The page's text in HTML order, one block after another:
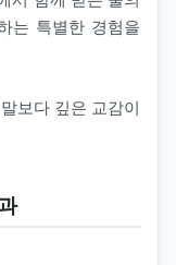
는 특별한 경험을
보다 깊은 교감이